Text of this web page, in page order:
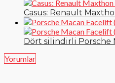
Casus: Renault
Dört silindirli Porsche
Yorumlar